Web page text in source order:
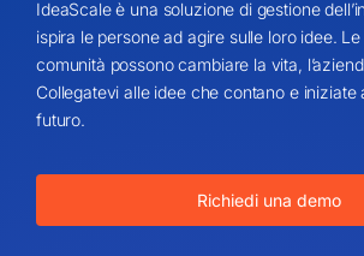
IdeaScale è una soluzione di gestione
ispira le persone ad agire sulle loro idee.
comunità possono cambiare la vita,
Collegatevi alle idee che contano e iniziate
futuro.
Richiedi una demo